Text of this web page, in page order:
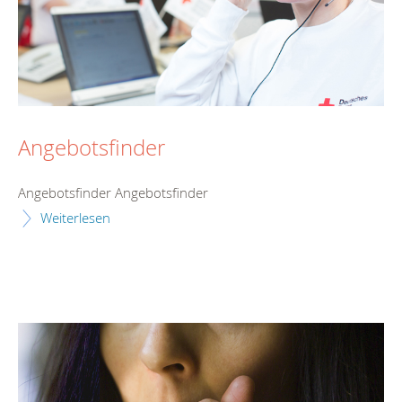
Angebotsfinder
Angebotsfinder Angebotsfinder
Weiterlesen